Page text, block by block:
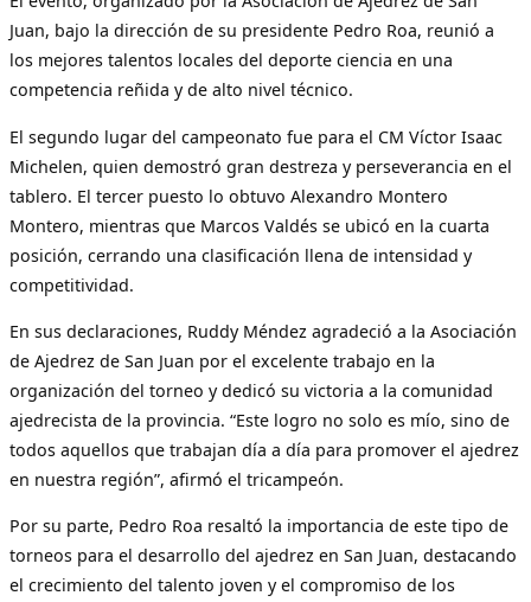
Juan, bajo la dirección de su presidente Pedro Roa, reunió a
los mejores talentos locales del deporte ciencia en una
competencia reñida y de alto nivel técnico.
El segundo lugar del campeonato fue para el CM Víctor Isaac
Michelen, quien demostró gran destreza y perseverancia en el
tablero. El tercer puesto lo obtuvo Alexandro Montero
Montero, mientras que Marcos Valdés se ubicó en la cuarta
posición, cerrando una clasificación llena de intensidad y
competitividad.
En sus declaraciones, Ruddy Méndez agradeció a la Asociación
de Ajedrez de San Juan por el excelente trabajo en la
organización del torneo y dedicó su victoria a la comunidad
ajedrecista de la provincia. “Este logro no solo es mío, sino de
todos aquellos que trabajan día a día para promover el ajedrez
en nuestra región”, afirmó el tricampeón.
Por su parte, Pedro Roa resaltó la importancia de este tipo de
torneos para el desarrollo del ajedrez en San Juan, destacando
el crecimiento del talento joven y el compromiso de los